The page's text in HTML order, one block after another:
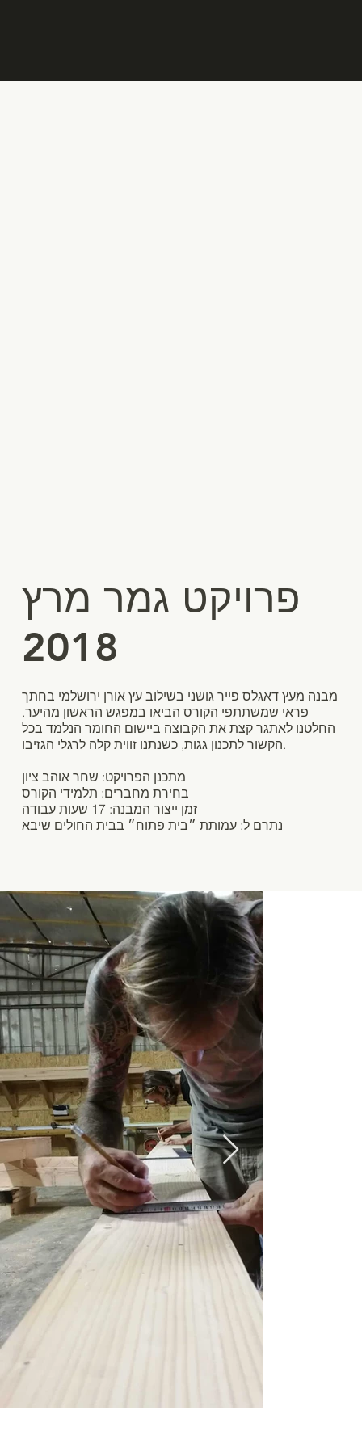
מבנה מעץ דאגלס פייר גושני בשילוב עץ אורן ירושלמי בחתך
פראי שמשתתפי הקורס הביאו במפגש הראשון מהיער.
החלטנו לאתגר קצת את הקבוצה ביישום החומר הנלמד בכל
הקשור לתכנון גגות, כשנתנו זווית קלה לרגלי הגזיבו.
מתכנן הפרויקט: שחר אוהב ציון
בחירת מחברים: תלמידי הקורס
זמן ייצור המבנה: 17 שעות עבודה
נתרם ל: עמותת ״בית פתוח״ בבית החולים שיבא
פרויקט גמר מרץ
2018